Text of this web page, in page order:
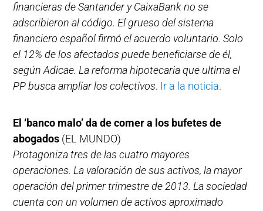
financieras de Santander y CaixaBank no se
adscribieron al código. El grueso del sistema
financiero español firmó el acuerdo voluntario. Solo
el 12% de los afectados puede beneficiarse de él,
según Adicae. La reforma hipotecaria que ultima el
PP busca ampliar los colectivos. Ir a la noticia.
El ‘banco malo’ da de comer a los bufetes de
abogados (EL MUNDO)
Protagoniza tres de las cuatro mayores
operaciones. La valoración de sus activos, la mayor
operación del primer trimestre de 2013. La sociedad
cuenta con un volumen de activos aproximado